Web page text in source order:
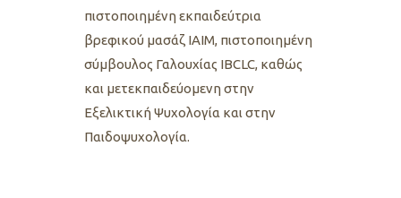
πιστοποιημένη εκπαιδεύτρια
βρεφικού μασάζ IAIM, πιστοποιημένη
σύμβουλος Γαλουχίας IBCLC, καθώς
και μετεκπαιδεύομενη στην
Εξελικτική Ψυχολογία και στην
Παιδοψυχολογία.